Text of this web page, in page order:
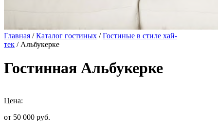
Главная /Каталог гостиных /Гостиные в стиле хай-
тек / Альбукерке
Гостинная Альбукерке
Цена:
от 50 000 руб.